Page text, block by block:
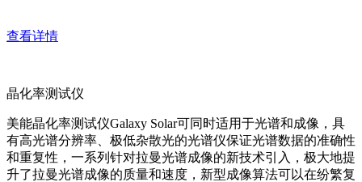
查看详情
晶化率测试仪
美能晶化率测试仪Galaxy Solar可同时适用于光谱和成像，具
有高光谱分辨率、极低杂散光的光谱仪保证光谱数据的准确性
和重复性，一系列针对拉曼光谱成像的新技术引入，极大地提
升了拉曼光谱成像的质量和速度，新型成像算法可以在纷繁复